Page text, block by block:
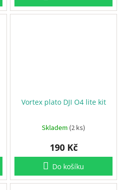
Vortex plato DJI O4 lite kit
Skladem (2 ks)
190 Kč
Do košíku